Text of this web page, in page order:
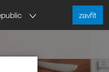
zavřít